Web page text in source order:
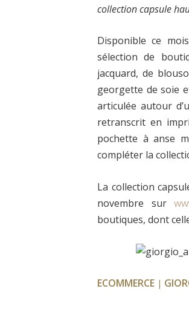
collection capsule
Disponible ce
sélection de
jacquard, de
georgette de soie
articulée autour
retranscrit en
pochette à anse
compléter la
La collection
novembre sur
boutiques, dont
ECOMMERCE |